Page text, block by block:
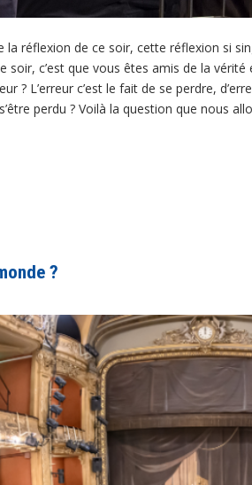
réflexion de ce soir, cette réflexion si
soir, c’est que vous êtes amis de la
? L’erreur c’est le fait de se perdre,
perdu ? Voilà la question que nous
?